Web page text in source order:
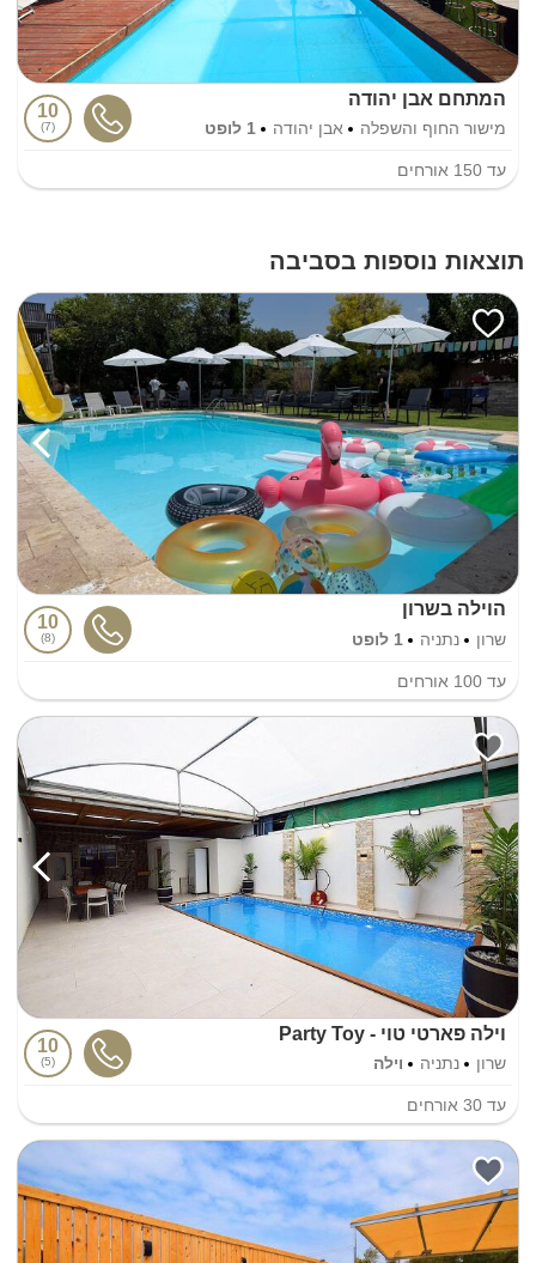
המתחם אבן יהודה
מישור החוף והשפלה אבן יהודה 1 לופט
10
7
עד 150 אורחים
תוצאות נוספות בסביבה
הוילה בשרון
שרון נתניה 1 לופט
10
8
עד 100 אורחים
וילה פארטי טוי - Party Toy
שרון נתניה וילה
10
5
עד 30 אורחים